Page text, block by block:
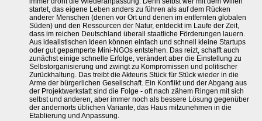
startet, das eigene Leben anders zu führen als auf dem Rücken
anderer Menschen (denen vor Ort und denen im entfernten globalen
Süden) und den Ressourcen der Natur, entdeckt im Laufe der Zeit,
dass im reichen Deutschland überall staatliche Förderungen lauern.
Aus idealistischen Ideen können einfach und schnell kleine Startups
oder gut gepamperte Mini-NGOs entstehen. Das reizt, schafft auch
zunächst einige schnelle Erfolge, verändert aber die Einstellung zu
Selbstorganisierung und zwingt zu Kompromissen und politischer
Zurückhaltung. Das treibt die Akteuris Stück für Stück wieder in die
Arme der bürgerlichen Gesellschaft. Ein Konflikt und der Abgang aus
der Projektwerkstatt sind die Folge - oft nach zähem Ringen mit sich
selbst und anderen, aber immer noch als bessere Lösung gegenüber
der andernorts üblichen Variante, das Haus mitzunehmen in die
Etablierung und Anpassung.